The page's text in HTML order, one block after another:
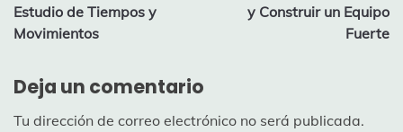
entradas
Estudio de Tiempos y
Movimientos
y Construir un Equipo
Fuerte
Deja un comentario
Tu dirección de correo electrónico no será publicada.